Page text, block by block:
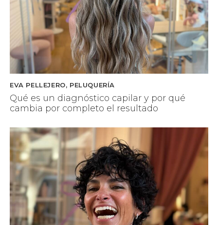
EVA PELLEJERO, PELUQUERÍA
Qué es un diagnóstico capilar y por qué
cambia por completo el resultado